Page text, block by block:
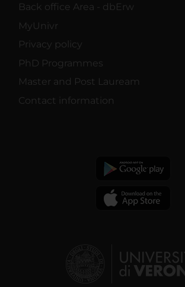
Back office Area - dbErw
MyUnivr
Privacy policy
PhD Programmes
Master and Post Lauream
Contact information